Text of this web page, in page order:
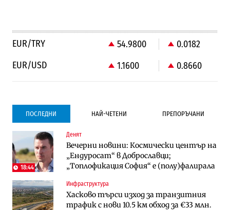
EUR/TRY 54.9800
0.0182
EUR/USD
1.1600 0.8660
ПОСЛЕДНИ НАЙ-ЧЕТЕНИ ПРЕПОРЪЧАНИ
18:44
Денят
Вечерни новини: Космически център на
„Ендуросат“ в Доброславци;
„Топлофикация София“ e (полу)фалирала
Инфраструктура
Хасково търси изход за транзитния
трафик с нови 10.5 км обход за €33 млн.
Градоустройство
Столична община избра изпълнител за
преместването на трамвайното
трасе по бул. „Скобелев“
Компании
Vivacom предлага над 150 устройства с
90% отстъпка през август
Компании
Vivacom предлага над 150 устройства с
90% отстъпка през август
To:know
Последни дни с обозначаване на цените
в лева: Какво предстои?